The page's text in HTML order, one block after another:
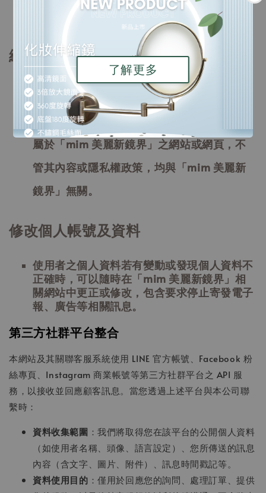
了解更多
送時的安全。
網路連結
「mim 美麗新鏡界」及其相關網站或網頁都
可能包含其他網站或網頁的連結，對於這些不
屬於「mim 美麗新鏡界」之網站或網頁，不
管其內容或隱私權政策，均與「mim 美麗新
鏡界」無關。
修改個人帳號及資料
使用者之個人資料若有變動或發現個人資料不
正確時，可以隨時在「mim 美麗新鏡界」相
關網站中更正或修改，包含要求停止寄發電子
報、廣告等相關訊息。
第三方社群平台整合
本網站及其關聯客服系統使用 LINE 官方帳號、Facebook 粉
絲專頁、Instagram 商業帳號等第三方社群平台之 API 服
務，以接收並回應顧客訊息。當您透過上述平台與本公司聯
繫時：
資料收集範圍 ：我們將取得您在該平台的公開個人資料
（如使用者名稱、頭像、語言設定）、您所傳送的訊息
內容（含文字、圖片、附件）、訊息時間戳記等。
資料使用目的 ：僅用於回應您的詢問、處理訂單、提供